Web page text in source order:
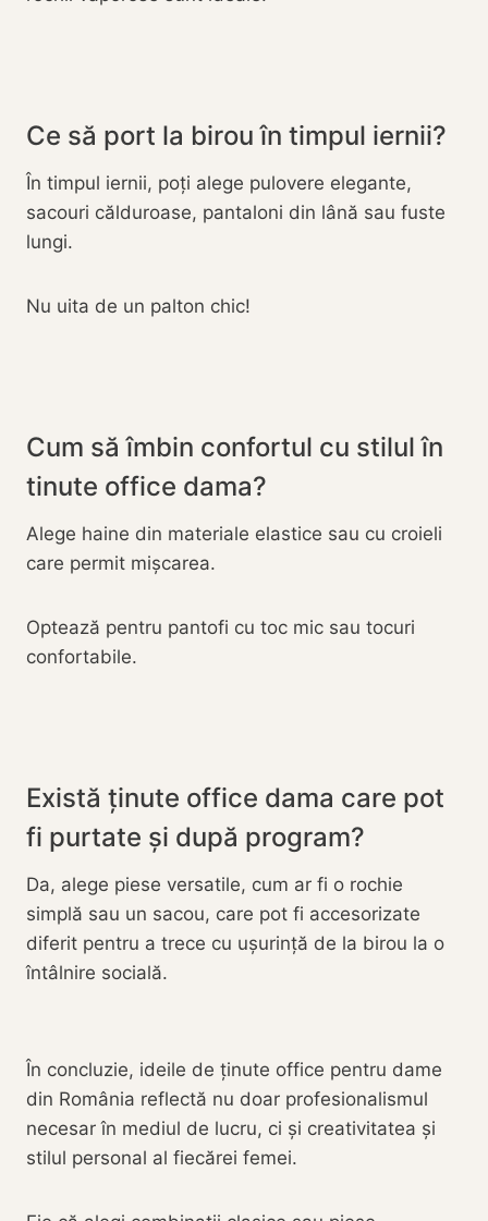
Ce să port la birou în timpul iernii?
În timpul iernii, poți alege pulovere elegante,
sacouri călduroase, pantaloni din lână sau fuste
lungi.
Nu uita de un palton chic!
Cum să îmbin confortul cu stilul în
tinute office dama?
Alege haine din materiale elastice sau cu croieli
care permit mișcarea.
Optează pentru pantofi cu toc mic sau tocuri
confortabile.
Există ținute office dama care pot
fi purtate și după program?
Da, alege piese versatile, cum ar fi o rochie
simplă sau un sacou, care pot fi accesorizate
diferit pentru a trece cu ușurință de la birou la o
întâlnire socială.
În concluzie, ideile de ținute office pentru dame
din România reflectă nu doar profesionalismul
necesar în mediul de lucru, ci și creativitatea și
stilul personal al fiecărei femei.